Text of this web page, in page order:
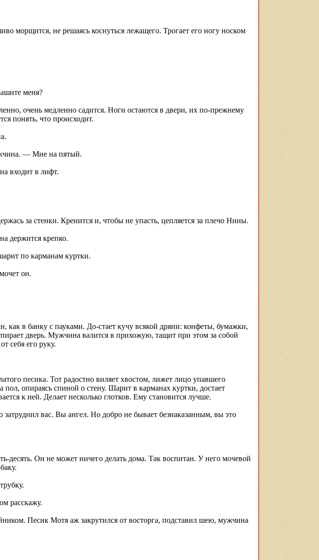
морщится, не решаясь коснуться лежащего. Трогает его ногу носком
меня?
очень медленно садится. Ноги остаются в двери, их по-прежнему
понять, что происходит.
— Мне на пятый.
входит в лифт.
за стенки. Кренится и, чтобы не упасть, цепляется за плечо Нины.
держится крепко.
по карманам куртки.
он.
как в банку с пауками. До-стает кучу всякой дряни: конфеты, бумажки,
дверь. Мужчина валится в прихожую, тащит при этом за собой
себя его руку.
песика. Тот радостно виляет хвостом, лижет лицо упавшего
пол, опираясь спиной о стену. Шарит в карманах куртки, достает
к ней. Делает несколько глотков. Ему становится лучше.
вас. Вы ангел. Но добро не бывает безнаказанным, вы это
Он не может ничего делать дома. Так воспитан. У него мочевой
расскажу.
Песик Мотя аж закрутился от восторга, подставил шею, мужчина